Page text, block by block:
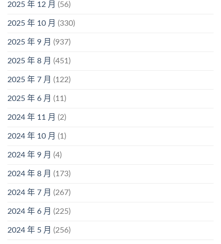
2025 年 12 月 (56)
2025 年 10 月 (330)
2025 年 9 月 (937)
2025 年 8 月 (451)
2025 年 7 月 (122)
2025 年 6 月 (11)
2024 年 11 月 (2)
2024 年 10 月 (1)
2024 年 9 月 (4)
2024 年 8 月 (173)
2024 年 7 月 (267)
2024 年 6 月 (225)
2024 年 5 月 (256)